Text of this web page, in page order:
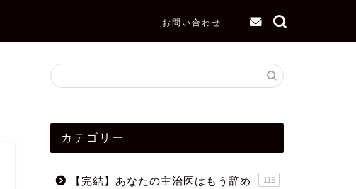
お問い合わせ
カテゴリー
【完結】あなたの主治医はもう辞め
115